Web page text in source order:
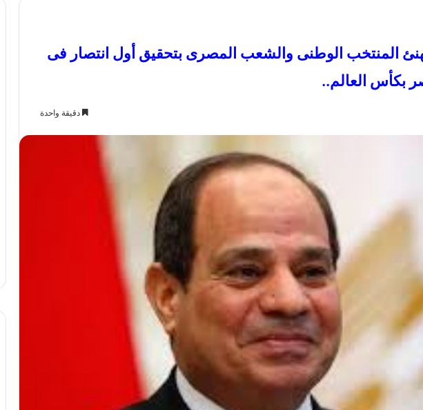
المنتخب الوطنى والشعب المصرى بتحقيق أول انتصار فى
بكأس العالم..
دقيقة واحدة